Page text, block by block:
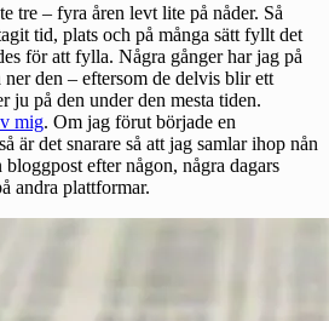
tre – fyra åren levt lite på nåder. Så
tid, plats och på många sätt fyllt det
för att fylla. Några gånger har jag på
den – eftersom de delvis blir ett
ju på den under den mesta tiden.
mig. Om jag förut började en
är det snarare så att jag samlar ihop nån
efter någon, några dagars
andra plattformar.